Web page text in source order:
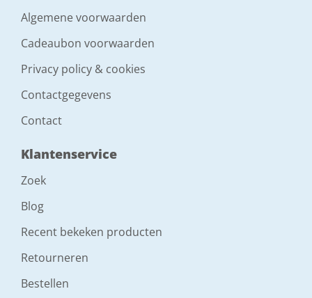
Algemene voorwaarden
Cadeaubon voorwaarden
Privacy policy & cookies
Contactgegevens
Contact
Klantenservice
Zoek
Blog
Recent bekeken producten
Retourneren
Bestellen